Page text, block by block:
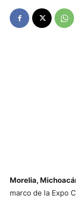
Morelia,
marco de la Expo